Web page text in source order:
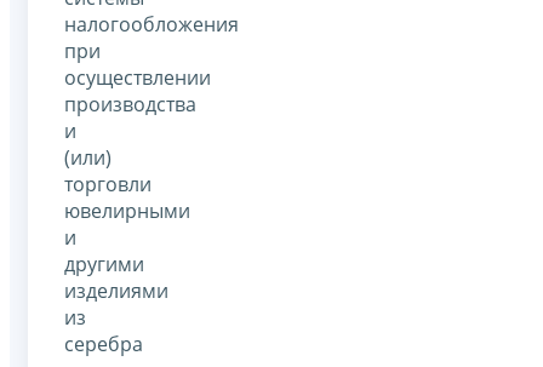
налогообложения
при
осуществлении
производства
и
(или)
торговли
ювелирными
и
другими
изделиями
из
серебра